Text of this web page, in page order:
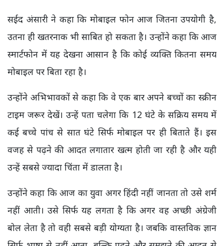
सईद अंसारी ने कहा कि मोबाइल फोन आज जितना उपयोगी है,
उतना ही खतरनाक भी साबित हो सकता है। उन्होंने कहा कि आज
स्मार्टफोन में यह देखना आसान है कि कोई व्यक्ति कितना समय
मोबाइल पर बिता रहा है।
उन्होंने अभिभावकों से कहा कि वे एक बार अपने बच्चों का स्क्रीन
टाइम जरूर देखें। उन्हें पता चलेगा कि 12 घंटे के सक्रिय समय में
कई बच्चे पांच से सात घंटे सिर्फ मोबाइल पर ही बिताते हैं। इस
वजह से पढ़ने की आदत लगातार खत्म होती जा रही है और यही
उन्हें सबसे ज्यादा चिंता में डालता है।
उन्होंने कहा कि आज का युवा अगर हिंदी नहीं जानता तो उसे शर्म
नहीं आती। उसे सिर्फ यह लगता है कि अगर वह अच्छी अंग्रेजी
बोल लेता है तो वही सबसे बड़ी योग्यता है। जबकि वास्तविक ज्ञान